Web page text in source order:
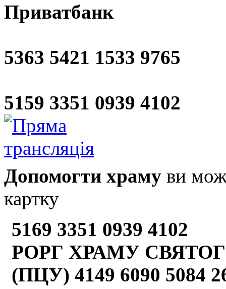
Приватбанк
5363 5421 1533 9765
5159 3351 0939 4102
Допомогти храму ви
картку
5169 3351 0939 4102
РОРГ ХРАМУ
(ПЦУ) 4149 6090 5084